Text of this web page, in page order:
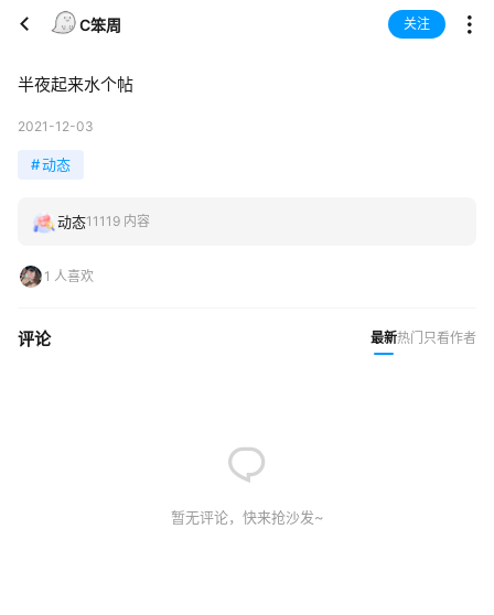
C笨周 关注
半夜起来水个帖
2021-12-03
#动态
动态11119 内容
1 人喜欢
评论 最新热门 只看作者
暂无评论，快来抢沙发~